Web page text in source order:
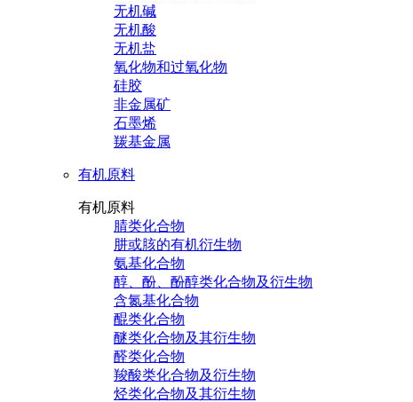
无机碱
无机酸
无机盐
氧化物和过氧化物
硅胶
非金属矿
石墨烯
羰基金属
有机原料
有机原料
腈类化合物
肼或胲的有机衍生物
氨基化合物
醇、酚、酚醇类化合物及衍生物
含氮基化合物
醌类化合物
醚类化合物及其衍生物
醛类化合物
羧酸类化合物及衍生物
烃类化合物及其衍生物